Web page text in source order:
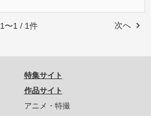
次へ
1〜1 / 1件
特集サイト
作品サイト
アニメ・特撮